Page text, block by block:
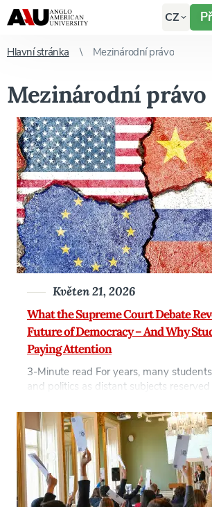
CZ
Hlavní stránka Mezinárodní právo
Mezinárodní právo
What the Supreme Court Debate
Future of Democracy – And Why
Paying Attention
Květen 21, 2026
3-Minute read For years, many
and politics as distant subjects reserved
changing fast. Searches related to the
ruling on presidential records,
executive power have surged across
media platforms in recent months.